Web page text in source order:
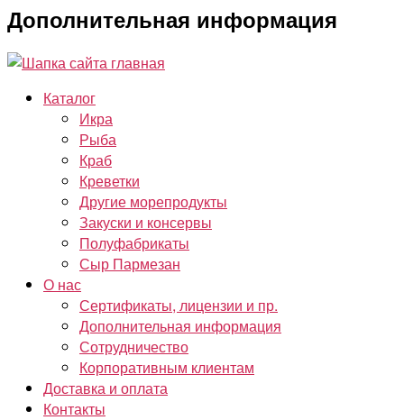
Дополнительная информация
Каталог
Икра
Рыба
Краб
Креветки
Другие морепродукты
Закуски и консервы
Полуфабрикаты
Сыр Пармезан
О нас
Сертификаты, лицензии и пр.
Дополнительная информация
Сотрудничество
Корпоративным клиентам
Доставка и оплата
Контакты